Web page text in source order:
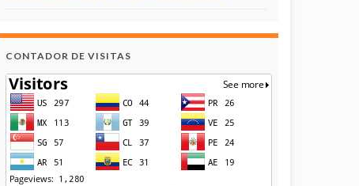
CONTADOR DE VISITAS